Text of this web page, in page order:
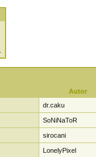
Autor
dr.caku
SoNiNaToR
sirocani
LonelyPixel